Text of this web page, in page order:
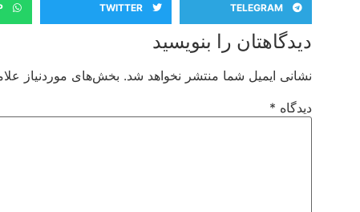
TELEGRAM
TWITTER
دیدگاهتان را بنویسید
نشانی ایمیل شما منتشر نخواهد شد. بخش‌های موردنیاز
دیدگاه *